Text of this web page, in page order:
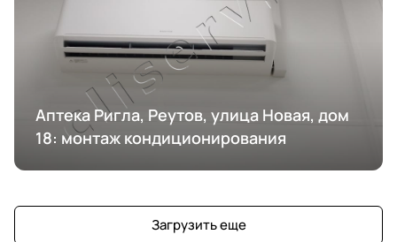
Аптека Ригла, Реутов, улица Новая, дом
18: монтаж кондиционирования
Загрузить еще